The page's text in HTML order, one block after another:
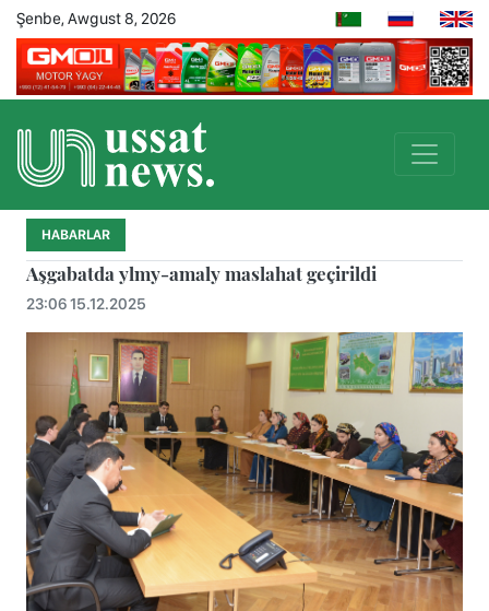
Şenbe, Awgust 8, 2026
HABARLAR
Aşgabatda ylmy-amaly maslahat geçirildi
23:06 15.12.2025